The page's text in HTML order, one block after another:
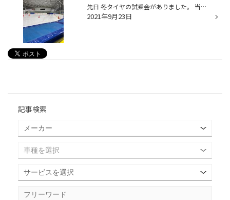
先日 冬タイヤの試乗会がありました。 当店スタッフ 全員体感してきました！ わたくし 緊張とワクワクで すっかり写真撮影を忘れておりまして。 以下、写真はタイヤ館盛岡西バイパス店より いただいたものですm(__)m エリア別に 体感できる性能が違いました。 私が感じたのは 旋回でぐるぐるしたと...
2021年9月23日
記事検索